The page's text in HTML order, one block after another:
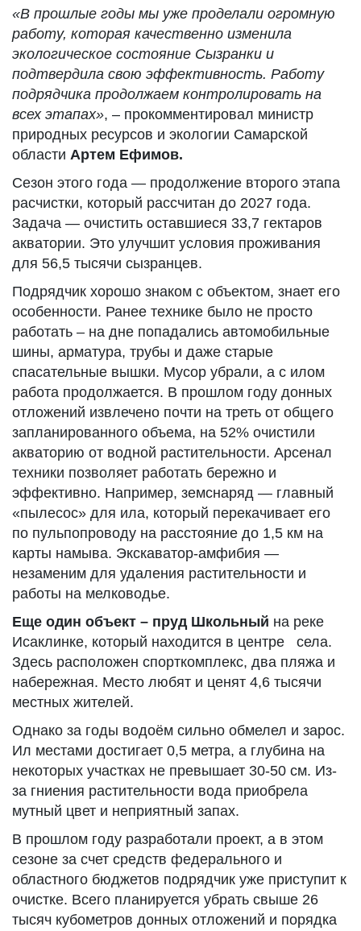
«В прошлые годы мы уже проделали огромную
работу, которая качественно изменила
экологическое состояние Сызранки и
подтвердила свою эффективность. Работу
подрядчика продолжаем контролировать на
всех этапах», – прокомментировал министр
природных ресурсов и экологии Самарской
области Артем Ефимов.
Сезон этого года — продолжение второго этапа
расчистки, который рассчитан до 2027 года.
Задача — очистить оставшиеся 33,7 гектаров
акватории. Это улучшит условия проживания
для 56,5 тысячи сызранцев.
Подрядчик хорошо знаком с объектом, знает его
особенности. Ранее технике было не просто
работать – на дне попадались автомобильные
шины, арматура, трубы и даже старые
спасательные вышки. Мусор убрали, а с илом
работа продолжается. В прошлом году донных
отложений извлечено почти на треть от общего
запланированного объема, на 52% очистили
акваторию от водной растительности. Арсенал
техники позволяет работать бережно и
эффективно. Например, земснаряд — главный
«пылесос» для ила, который перекачивает его
по пульпопроводу на расстояние до 1,5 км на
карты намыва. Экскаватор-амфибия —
незаменим для удаления растительности и
работы на мелководье.
Еще один объект – пруд Школьный на реке
Исаклинке, который находится в центре села.
Здесь расположен спорткомплекс, два пляжа и
набережная. Место любят и ценят 4,6 тысячи
местных жителей.
Однако за годы водоём сильно обмелел и зарос.
Ил местами достигает 0,5 метра, а глубина на
некоторых участках не превышает 30-50 см. Из-
за гниения растительности вода приобрела
мутный цвет и неприятный запах.
В прошлом году разработали проект, а в этом
сезоне за счет средств федерального и
областного бюджетов подрядчик уже приступит к
очистке. Всего планируется убрать свыше 26
тысяч кубометров донных отложений и порядка